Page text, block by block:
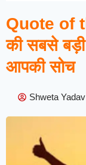
Quote of
की सबसे
आपकी सोच
Shweta Yadav